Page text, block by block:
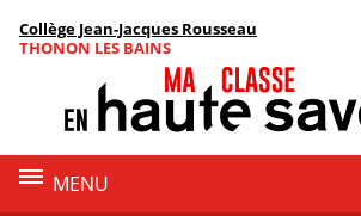
Menu de la rubrique
Contenu
Collège Jean-Jacques Rousseau
THONON LES BAINS
MENU